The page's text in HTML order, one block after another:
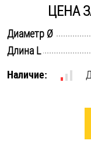
Шплинты
Штифты и
ЦЕНА
Диаметр Ø
Длина L
Наличие: